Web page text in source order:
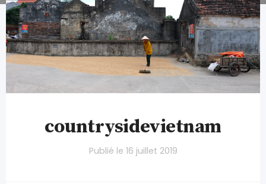
countrysidevietnam
Publié le 16 juillet 2019